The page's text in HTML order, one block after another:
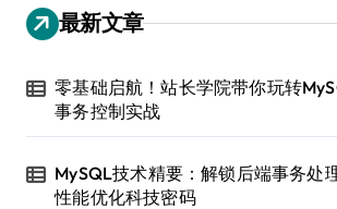
最新文章
零基础启航！站长学院带你玩转
事务控制实战
MySQL技术精要：解锁后端事务处
性能优化科技密码